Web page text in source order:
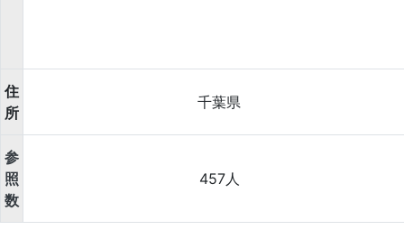
住
所
千葉県
参
照
数
457人